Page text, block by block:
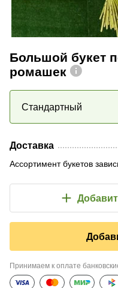
Большой букет
ромашек
Стандартный
Доставка
Ассортимент букетов
Принимаем к оплате